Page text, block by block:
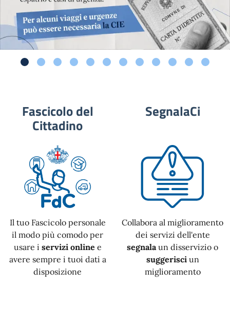
Fascicolo del
Cittadino
Il tuo Fascicolo personale
il modo più comodo per
usare i servizi online e
avere sempre i tuoi dati a
disposizione
SegnalaCi
Collabora al miglioramento
dei servizi dell'ente
segnala un disservizio o
suggerisciun
miglioramento